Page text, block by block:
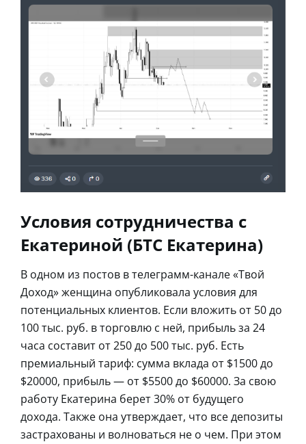
Условия сотрудничества с
Екатериной (БТС Екатерина)
В одном из постов в телеграмм-канале «Твой
Доход» женщина опубликовала условия для
потенциальных клиентов. Если вложить от 50 до
100 тыс. руб. в торговлю с ней, прибыль за 24
часа составит от 250 до 500 тыс. руб. Есть
премиальный тариф: сумма вклада от $1500 до
$20000, прибыль — от $5500 до $60000. За свою
работу Екатерина берет 30% от будущего
дохода. Также она утверждает, что все депозиты
застрахованы и волноваться не о чем. При этом